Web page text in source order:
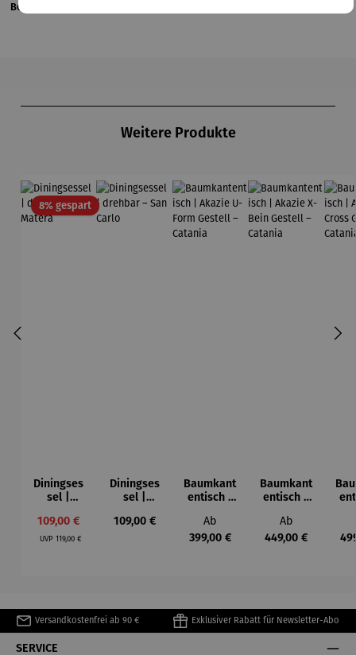
Bewertungen
Weitere Produkte
8% gespartRabatt
Diningses
sel |
Matera
Verkaufspreis:
109,00 €
UVP Regulärer Preis:
119,00 €
Diningses
sel |
San Carlo
Regulärer Preis:
109,00 €
Baumkant
entisch |
Form
Gestell –
Regulärer Preis:
Ab
399,00 €
Baumkant
entisch |
Bein
Gestell –
Regulärer
Ab
449,00 €
Versandkostenfrei ab 90 € Exklusiver Rabatt für Newsletter-Abo
SERVICE